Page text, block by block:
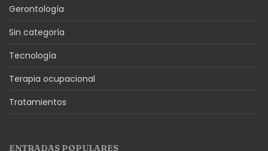
Gerontología
Sin categoría
Tecnología
Terapia ocupacional
Tratamientos
ENTRADAS POPULARES